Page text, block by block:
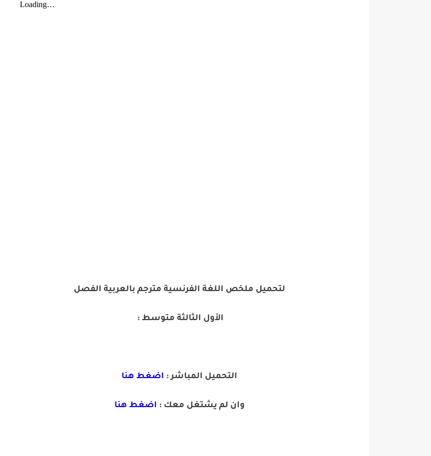
لتحميل ملخص اللغة الفرنسية مترجم بالعربية الفصل
الأول الثالثة متوسط :
التحميل المباشر : اضغط هنا
وان لم يشتغل معك : اضغط هنا